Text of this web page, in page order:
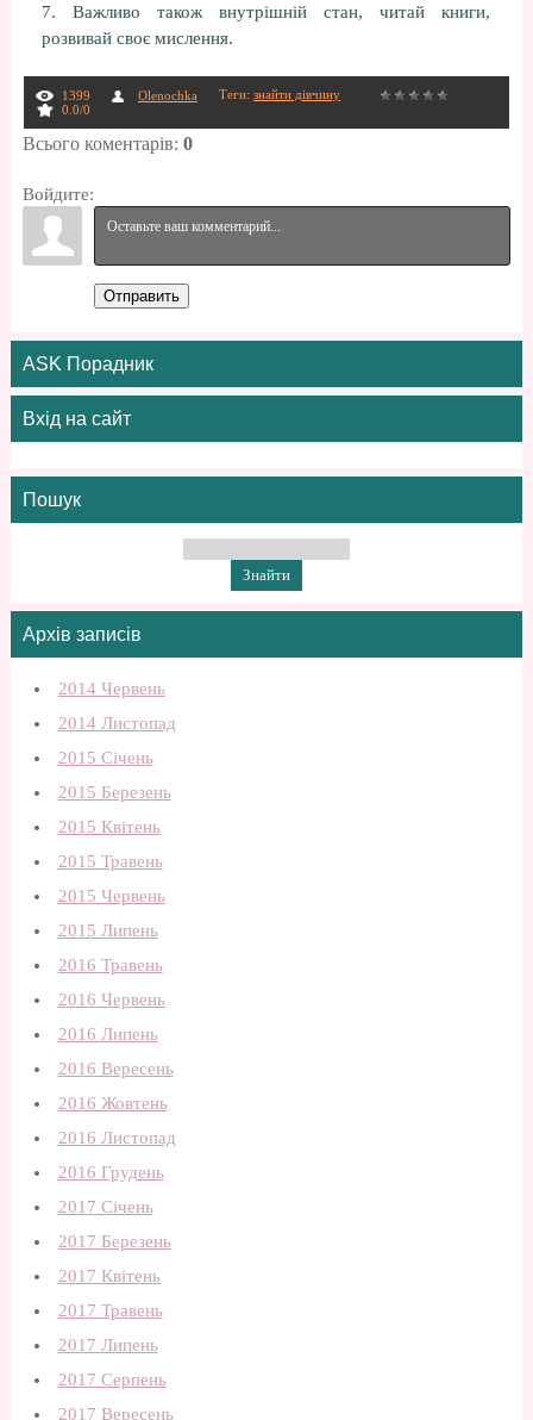
7. Важливо також внутрішній стан, читай книги,
розвивай своє мислення.
1399 Olenochka Теги: знайти дівчину
0.0/0
Всього коментарів: 0
Войдите:
Отправить
ASK Порадник
Вхід на сайт
Пошук
Архів записів
2014 Червень
2014 Листопад
2015 Січень
2015 Березень
2015 Квітень
2015 Травень
2015 Червень
2015 Липень
2016 Травень
2016 Червень
2016 Липень
2016 Вересень
2016 Жовтень
2016 Листопад
2016 Грудень
2017 Січень
2017 Березень
2017 Квітень
2017 Травень
2017 Липень
2017 Серпень
2017 Вересень